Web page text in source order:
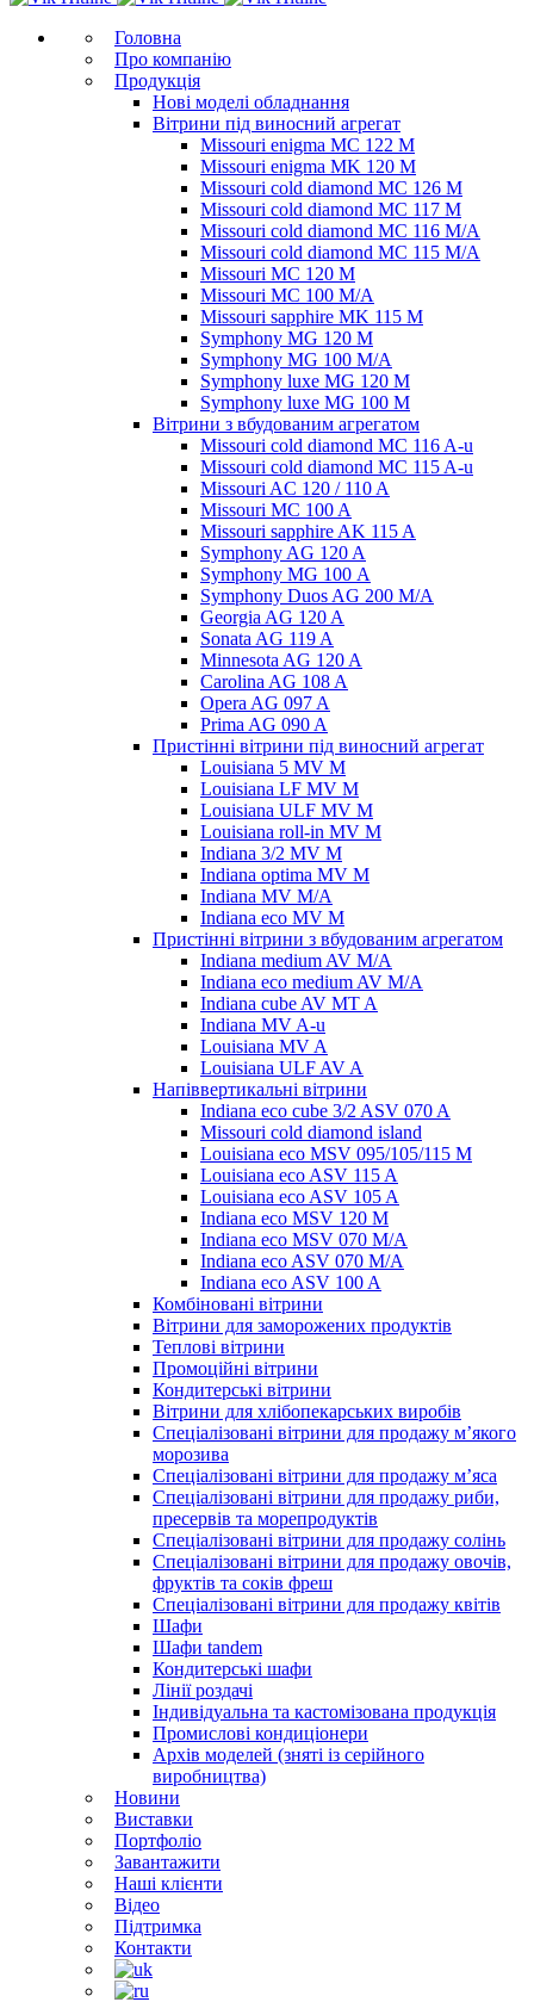
Головна
Про компанію
Продукція
Нові моделі обладнання
Вітрини під виносний агрегат
Missouri enigma MC 122 M
Missouri enigma MK 120 M
Missouri cold diamond MC 126 M
Missouri cold diamond MC 117 M
Missouri cold diamond MC 116 M/A
Missouri cold diamond MC 115 M/A
Missouri MC 120 M
Missouri MC 100 M/A
Missouri sapphire MK 115 M
Symphony MG 120 M
Symphony MG 100 M/А
Symphony luxe MG 120 M
Symphony luxe MG 100 M
Вітрини з вбудованим агрегатом
Missouri cold diamond MC 116 A-u
Missouri cold diamond MC 115 A-u
Missouri AC 120 / 110 A
Missouri MC 100 A
Missouri sapphire AK 115 A
Symphony AG 120 A
Symphony MG 100 А
Symphony Duos AG 200 M/A
Georgia AG 120 A
Sonata AG 119 A
Minnesota AG 120 A
Carolina AG 108 A
Opera AG 097 A
Prima AG 090 A
Пристінні вітрини під виносний агрегат
Louisiana 5 MV M
Louisiana LF MV M
Louisiana ULF MV M
Louisiana roll-in MV M
Indiana 3/2 MV M
Indiana optima MV M
Indiana MV M/A
Indiana eco MV M
Пристінні вітрини з вбудованим агрегатом
Indiana medium AV M/A
Indiana eco medium AV M/A
Indiana cube AV MT A
Indiana MV A-u
Louisiana MV A
Louisiana ULF AV A
Напіввертикальні вітрини
Indiana eco cube 3/2 ASV 070 A
Missouri cold diamond island
Louisiana eco MSV 095/105/115 M
Louisiana eco ASV 115 A
Louisiana eco ASV 105 A
Indiana eco MSV 120 M
Indiana eco MSV 070 M/A
Indiana eco ASV 070 M/A
Indiana eco ASV 100 A
Комбіновані вітрини
Вітрини для заморожених продуктів
Теплові вітрини
Промоційні вітрини
Кондитерські вітрини
Вітрини для хлібопекарських виробів
Спеціалізовані вітрини для продажу м’якого
морозива
Спеціалізовані вітрини для продажу м’яса
Спеціалізовані вітрини для продажу риби,
пресервів та морепродуктів
Спеціалізовані вітрини для продажу солінь
Спеціалізовані вітрини для продажу овочів,
фруктів та соків фреш
Спеціалізовані вітрини для продажу квітів
Шафи
Шафи tandem
Кондитерські шафи
Лінії роздачі
Індивідуальна та кастомізована продукція
Промислові кондиціонери
Архів моделей (зняті із серійного
виробництва)
Новини
Виставки
Портфоліо
Завантажити
Наші клієнти
Відео
Підтримка
Контакти